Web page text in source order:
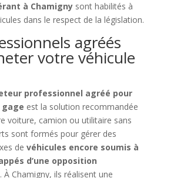
à Chamignysont habilités à
dans le respect de la législation.
agréés
votre véhicule
professionnel agréé pour
gage est la solution recommandée
voiture, camion ou utilitaire sans
sont formés pour gérer des
de véhicules encore soumis à
d’une opposition
. À Chamigny, ils réalisent une